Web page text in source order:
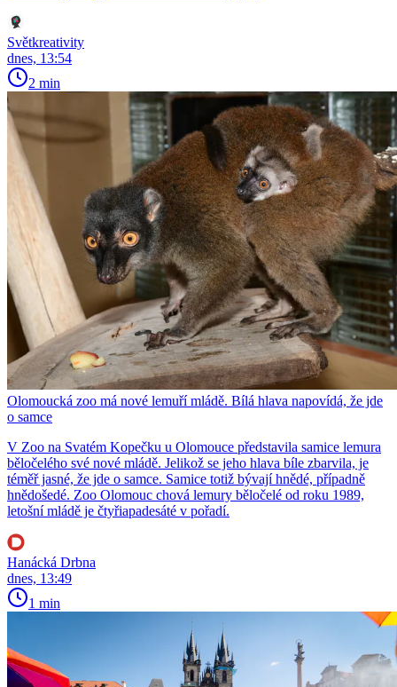
Světkreativity
dnes, 13:54
2 min
Olomoucká zoo má nové lemuří mládě. Bílá hlava napovídá, že jde
o samce
V Zoo na Svatém Kopečku u Olomouce představila samice lemura
běločelého své nové mládě. Jelikož se jeho hlava bíle zbarvila, je
téměř jasné, že jde o samce. Samice totiž bývají hnědé, případně
hnědošedé. Zoo Olomouc chová lemury běločelé od roku 1989,
letošní mládě je čtyřiapadesáté v pořadí.
Hanácká Drbna
dnes, 13:49
1 min